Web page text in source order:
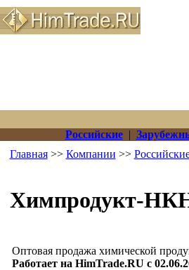
Российские|
Главная>> Компании >>
Химпродукт-
Оптовая продажа химической
Работает на HimTrade.RU с